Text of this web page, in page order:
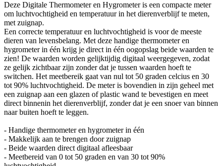
Deze Digitale Thermometer en Hygrometer is een compacte meter
om luchtvochtigheid en temperatuur in het dierenverblijf te meten,
met zuignap.
Een correcte temperatuur en luchtvochtigheid is voor de meeste
dieren van levensbelang. Met deze handige thermometer en
hygrometer in één krijg je direct in één oogopslag beide waarden te
zien! De waarden worden gelijktijdig digitaal weergegeven, zodat
ze gelijk zichtbaar zijn zonder dat je tussen waarden hoeft te
switchen. Het meetbereik gaat van nul tot 50 graden celcius en 30
tot 90% luchtvochtigheid. De meter is bovendien in zijn geheel met
een zuignap aan een glazen of plastic wand te bevestigen en meet
direct binnenin het dierenverblijf, zonder dat je een snoer van binnen
naar buiten hoeft te leggen.
- Handige thermometer en hygrometer in één
- Makkelijk aan te brengen door zuignap
- Beide waarden direct digitaal afleesbaar
- Meetbereid van 0 tot 50 graden en van 30 tot 90%